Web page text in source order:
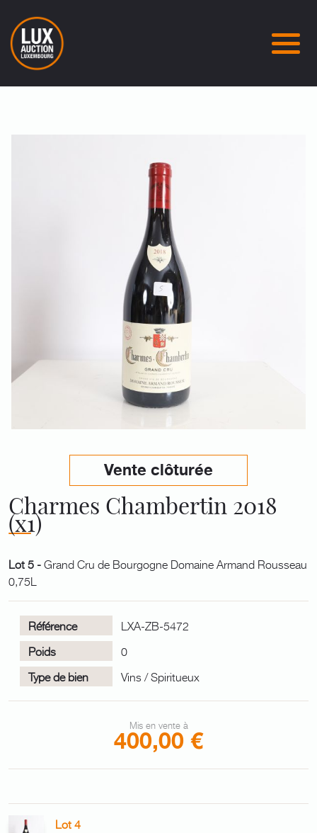
Vente clôturée
Charmes Chambertin 2018
(x1)
Lot 5 -Grand Cru de Bourgogne Domaine Armand Rousseau
0,75L
Référence
LXA-ZB-5472
Poids
0
Type de bien
Vins / Spiritueux
Mis en vente à
400,00 €
Lot 4